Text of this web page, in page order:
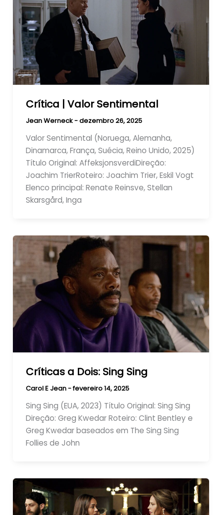
Crítica | Valor Sentimental
Jean Werneck-dezembro 26, 2025
Valor Sentimental (Noruega, Alemanha,
Dinamarca, França, Suécia, Reino Unido, 2025)​
Título Original: Affeksjonsverdi​Direção:
Joachim Trier​Roteiro: Joachim Trier, Eskil Vogt​
Elenco principal: Renate Reinsve, Stellan
Skarsgård, Inga
Críticas a Dois: Sing Sing
Carol E Jean-fevereiro 14, 2025
Sing Sing (EUA, 2023) Título Original: Sing Sing
Direção: Greg Kwedar Roteiro: Clint Bentley e
Greg Kwedar baseados em The Sing Sing
Follies de John